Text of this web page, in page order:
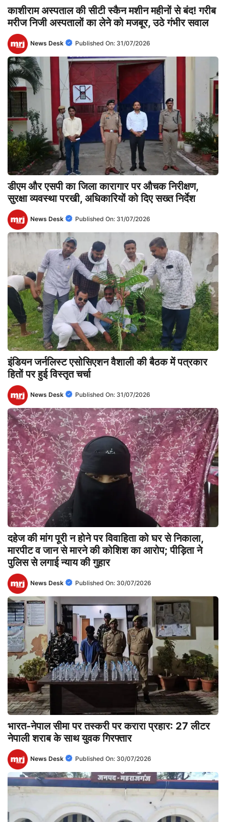
काशीराम अस्पताल की सीटी स्कैन मशीन महीनों से बंद! गरीब
मरीज निजी अस्पतालों का लेने को मजबूर, उठे गंभीर सवाल
News Desk Published On: 31/07/2026
डीएम और एसपी का जिला कारागार पर औचक निरीक्षण,
सुरक्षा व्यवस्था परखी, अधिकारियों को दिए सख्त निर्देश
News Desk Published On: 31/07/2026
इंडियन जर्नलिस्ट एसोसिएशन वैशाली की बैठक में पत्रकार
हितों पर हुई विस्तृत चर्चा
News Desk Published On: 31/07/2026
दहेज की मांग पूरी न होने पर विवाहिता को घर से निकाला,
मारपीट व जान से मारने की कोशिश का आरोप; पीड़िता ने
पुलिस से लगाई न्याय की गुहार
News Desk Published On: 30/07/2026
भारत-नेपाल सीमा पर तस्करी पर करारा प्रहार: 27 लीटर
नेपाली शराब के साथ युवक गिरफ्तार
News Desk Published On: 30/07/2026